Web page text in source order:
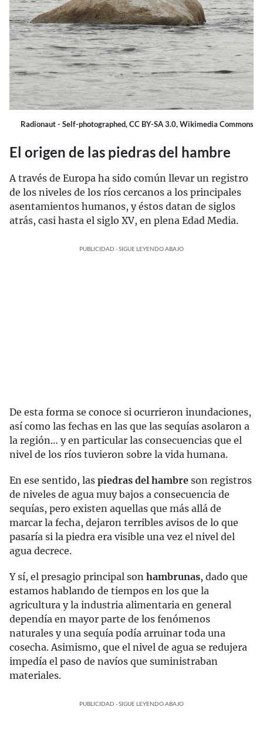
Radionaut - Self-photographed, CC BY-SA 3.0, Wikimedia Commons
El origen de las piedras del hambre
A través de Europa ha sido común llevar un registro
de los niveles de los ríos cercanos a los principales
asentamientos humanos, y éstos datan de siglos
atrás, casi hasta el siglo XV, en plena Edad Media.
PUBLICIDAD - SIGUE LEYENDO ABAJO
De esta forma se conoce si ocurrieron inundaciones,
así como las fechas en las que las sequías asolaron a
la región… y en particular las consecuencias que el
nivel de los ríos tuvieron sobre la vida humana.
En ese sentido, las piedras del hambre son registros
de niveles de agua muy bajos a consecuencia de
sequías, pero existen aquellas que más allá de
marcar la fecha, dejaron terribles avisos de lo que
pasaría si la piedra era visible una vez el nivel del
agua decrece.
Y sí, el presagio principal son hambrunas, dado que
estamos hablando de tiempos en los que la
agricultura y la industria alimentaria en general
dependía en mayor parte de los fenómenos
naturales y una sequía podía arruinar toda una
cosecha. Asimismo, que el nivel de agua se redujera
impedía el paso de navíos que suministraban
materiales.
PUBLICIDAD - SIGUE LEYENDO ABAJO